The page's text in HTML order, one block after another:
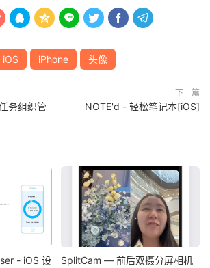
     
iOS iPhone 头像
务组织管
下一篇
NOTE'd - 轻松笔记本[iOS]
- iOS 设
SplitCam — 前后双摄分屏相机